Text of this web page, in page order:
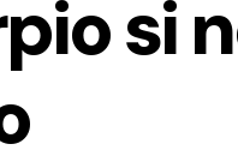
si